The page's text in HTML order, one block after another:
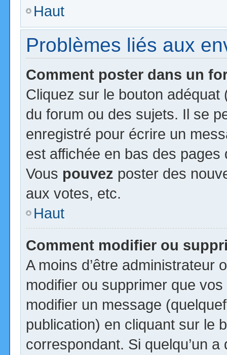
Haut
Problèmes liés aux
Comment poster dans un
Cliquez sur le bouton
du forum ou des sujets. Il se
enregistré pour écrire un
est affichée en bas des
Vous pouvez poster des
aux votes, etc.
Haut
Comment modifier ou
A moins d’être administrateur
modifier ou supprimer que
modifier un message
publication) en cliquant sur le
correspondant. Si quelqu’un